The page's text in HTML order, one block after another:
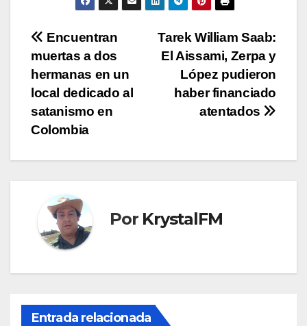
Navegación
de
entradas
Tarek William Saab:
El Aissami, Zerpa y
López pudieron
haber financiado
atentados
Encuentran
muertas a dos
hermanas en un
local dedicado al
satanismo en
Colombia
Por KrystalFM
Entrada relacionada